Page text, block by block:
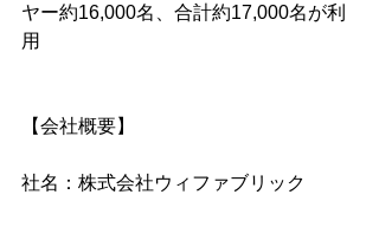
ヤー約16,000名、合計約17,000名が利
用
【会社概要】
社名：株式会社ウィファブリック